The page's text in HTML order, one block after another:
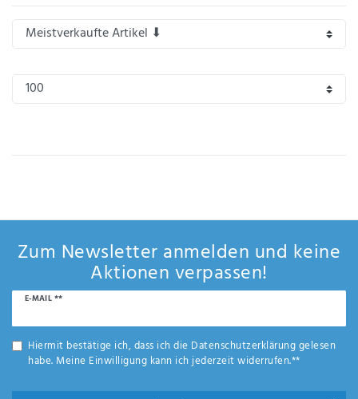
IHRE E-MAIL ADRESSE
ich, dass
Daten­
gelesen
Anf
Zum Newsletter anmelden und keine
Aktionen verpassen!
E-MAIL **
Newsletter
Hiermit bestätige ich, dass ich die Daten­schutz­erklärunggelesen
habe. Meine Einwilligung kann ich jederzeit widerrufen.**